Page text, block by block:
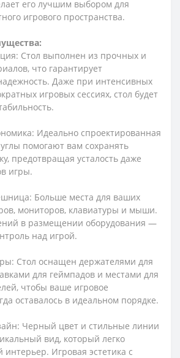
его лучшим выбором для
игрового пространства.
Стол выполнен из прочных и
что гарантирует
Даже при интенсивных
игровых сессиях, стол будет
Идеально спроектированная
помогают вам сохранять
предотвращая усталость даже
игры.
Больше места для ваших
мониторов, клавиатуры и мыши.
в размещении оборудования —
над игрой.
Стол оснащен держателями для
для геймпадов и местами для
чтобы ваше игровое
оставалось в идеальном порядке.
Черный цвет и стильные линии
вид, который легко
Игровая эстетика с